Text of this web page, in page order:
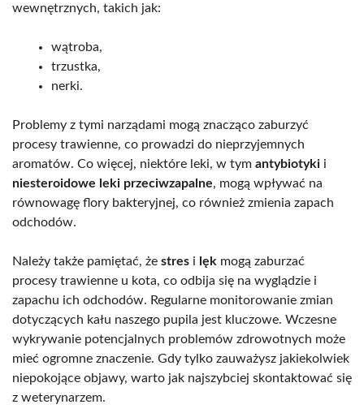
wewnętrznych, takich jak:
wątroba,
trzustka,
nerki.
Problemy z tymi narządami mogą znacząco zaburzyć
procesy trawienne, co prowadzi do nieprzyjemnych
aromatów. Co więcej, niektóre leki, w tym antybiotyki i
niesteroidowe leki przeciwzapalne, mogą wpływać na
równowagę flory bakteryjnej, co również zmienia zapach
odchodów.
Należy także pamiętać, że stres i lęk mogą zaburzać
procesy trawienne u kota, co odbija się na wyglądzie i
zapachu ich odchodów. Regularne monitorowanie zmian
dotyczących kału naszego pupila jest kluczowe. Wczesne
wykrywanie potencjalnych problemów zdrowotnych może
mieć ogromne znaczenie. Gdy tylko zauważysz jakiekolwiek
niepokojące objawy, warto jak najszybciej skontaktować się
z weterynarzem.